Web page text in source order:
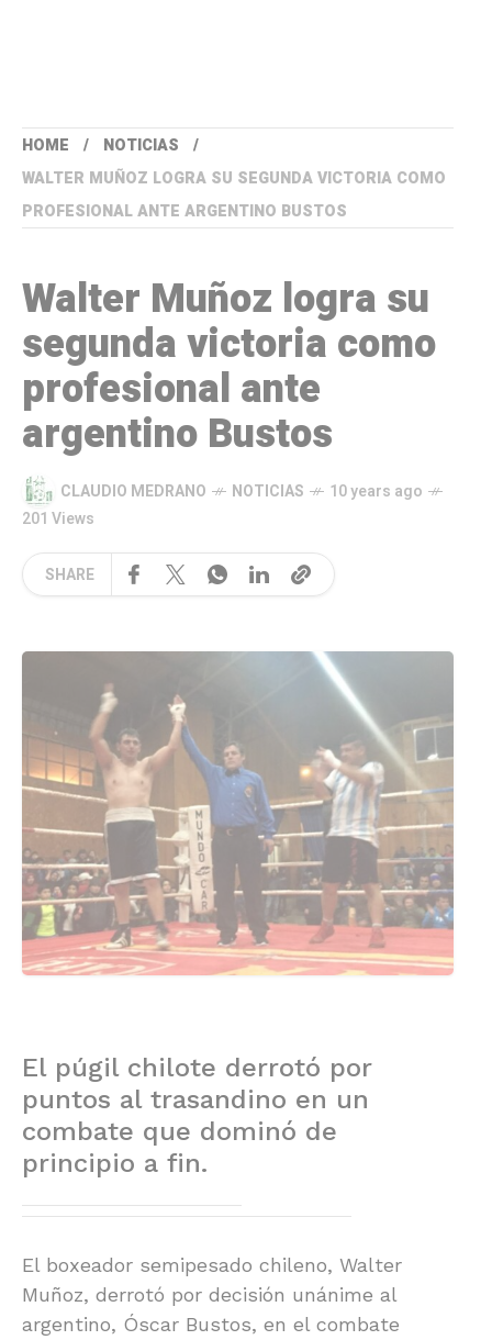
HOME
NOTICIAS
WALTER MUÑOZ LOGRA SU SEGUNDA VICTORIA COMO
PROFESIONAL ANTE ARGENTINO BUSTOS
Walter Muñoz logra su
segunda victoria como
profesional ante
argentino Bustos
CLAUDIO MEDRANO NOTICIAS
10 years ago
201 Views
SHARE
El púgil chilote derrotó por
puntos al trasandino en un
combate que dominó de
principio a fin.
El boxeador semipesado chileno, Walter
Muñoz, derrotó por decisión unánime al
argentino, Óscar Bustos, en el combate